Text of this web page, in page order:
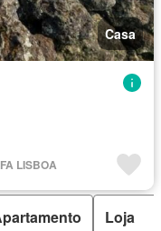
Casa
LISBOA
Loja